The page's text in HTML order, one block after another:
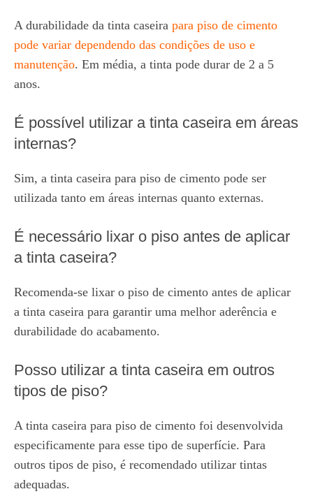
A durabilidade da tinta caseira para piso de cimento
pode variar dependendo das condições de uso e
manutenção. Em média, a tinta pode durar de 2 a 5
anos.
É possível utilizar a tinta caseira em áreas
internas?
Sim, a tinta caseira para piso de cimento pode ser
utilizada tanto em áreas internas quanto externas.
É necessário lixar o piso antes de aplicar
a tinta caseira?
Recomenda-se lixar o piso de cimento antes de aplicar
a tinta caseira para garantir uma melhor aderência e
durabilidade do acabamento.
Posso utilizar a tinta caseira em outros
tipos de piso?
A tinta caseira para piso de cimento foi desenvolvida
especificamente para esse tipo de superfície. Para
outros tipos de piso, é recomendado utilizar tintas
adequadas.